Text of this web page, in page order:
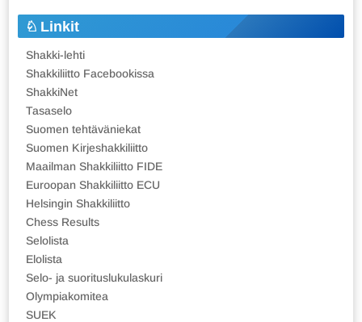
Linkit
Shakki-lehti
Shakkiliitto Facebookissa
ShakkiNet
Tasaselo
Suomen tehtäväniekat
Suomen Kirjeshakkiliitto
Maailman Shakkiliitto FIDE
Euroopan Shakkiliitto ECU
Helsingin Shakkiliitto
Chess Results
Selolista
Elolista
Selo- ja suorituslukulaskuri
Olympiakomitea
SUEK